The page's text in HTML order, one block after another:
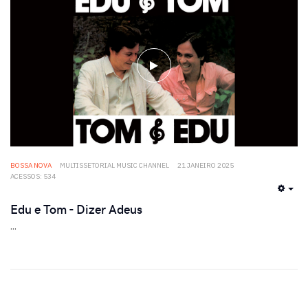
BOSSA NOVA MULTISSETORIAL MUSIC CHANNEL
21 JANEIRO 2025
ACESSOS: 534
Edu e Tom - Dizer Adeus
...